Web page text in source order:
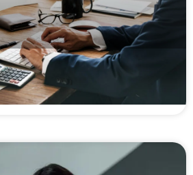
em operações de crédito: o
no Factoring e na